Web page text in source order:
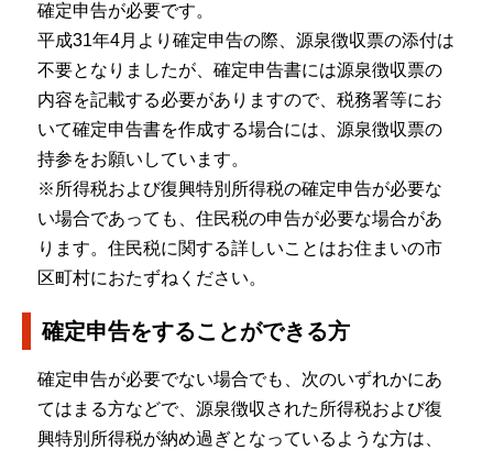
確定申告が必要です。
平成31年4月より確定申告の際、源泉徴収票の添付は
不要となりましたが、確定申告書には源泉徴収票の
内容を記載する必要がありますので、税務署等にお
いて確定申告書を作成する場合には、源泉徴収票の
持参をお願いしています。
※所得税および復興特別所得税の確定申告が必要な
い場合であっても、住民税の申告が必要な場合があ
ります。住民税に関する詳しいことはお住まいの市
区町村におたずねください。
確定申告をすることができる方
確定申告が必要でない場合でも、次のいずれかにあ
てはまる方などで、源泉徴収された所得税および復
興特別所得税が納め過ぎとなっているような方は、